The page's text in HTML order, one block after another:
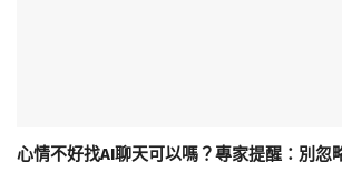
心情不好找AI聊天可以嗎？專家提醒：別